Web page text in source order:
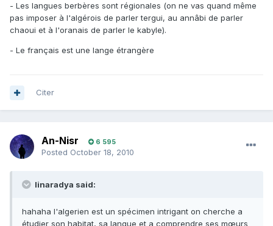
- Les langues berbères sont régionales (on ne vas quand même
pas imposer à l'algérois de parler tergui, au annâbi de parler
chaoui et à l'oranais de parler le kabyle).
- Le français est une lange étrangère
Citer
An-Nisr 6 595
Posted October 18, 2010
linaradya said:
hahaha l'algerien est un spécimen intrigant on cherche a
étudier son habitat, sa langue et a comprendre ses mœurs